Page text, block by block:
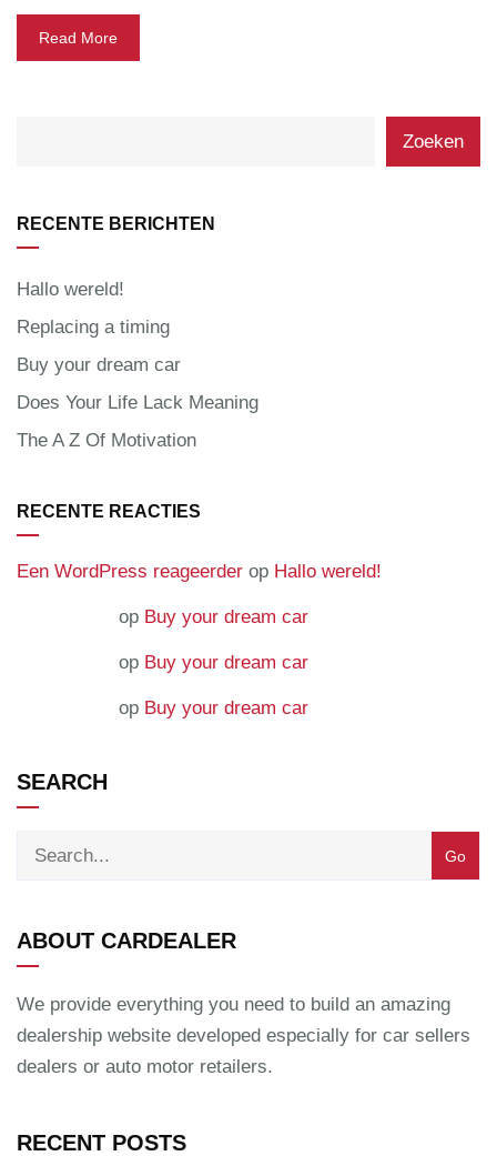
Read More
Zoeken
RECENTE BERICHTEN
Hallo wereld!
Replacing a timing
Buy your dream car
Does Your Life Lack Meaning
The A Z Of Motivation
RECENTE REACTIES
Een WordPress reageerder op Hallo wereld!
op Buy your dream car
op Buy your dream car
op Buy your dream car
SEARCH
ABOUT CARDEALER
We provide everything you need to build an amazing
dealership website developed especially for car sellers
dealers or auto motor retailers.
RECENT POSTS